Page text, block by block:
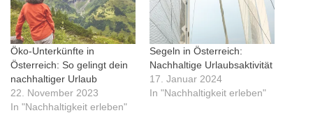
Öko-Unterkünfte in
Österreich: So gelingt dein
nachhaltiger Urlaub
22. November 2023
In "Nachhaltigkeit erleben"
Segeln in Österreich:
Nachhaltige Urlaubsaktivität
17. Januar 2024
In "Nachhaltigkeit erleben"